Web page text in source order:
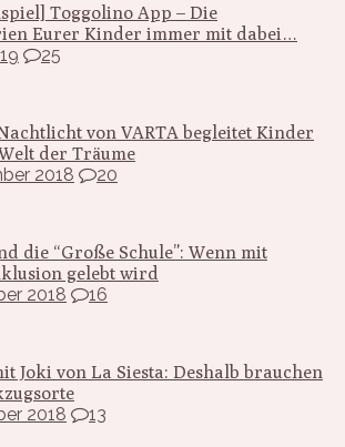
Toggolino App – Die
Eurer Kinder immer mit dabei…
25
von VARTA begleitet Kinder
der Träume
2018
20
die “Große Schule”: Wenn mit
gelebt wird
2018
16
Joki von La Siesta: Deshalb brauchen
2018
13